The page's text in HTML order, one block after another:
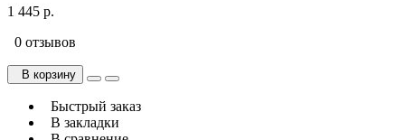
1 445 р.
0 отзывов
В корзину
Быстрый заказ
В закладки